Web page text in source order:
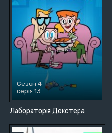
Лабораторія Декстера
Сезон 4
серія 13